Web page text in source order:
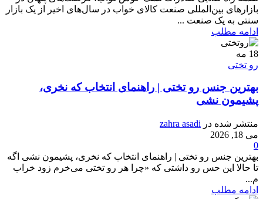
بازارهای بین‌المللی صنعت کالای خواب در سال‌های اخیر از یک بازار
سنتی به یک صنعت ...
ادامه مطلب
18 مه
رو تختی
بهترین جنس رو تختی | راهنمای انتخاب که نخری،
پشیمون نشی
منتشر شده در zahra asadi
می 18, 2026
0
بهترین جنس رو تختی | راهنمای انتخاب که نخری، پشیمون نشی اگه
تا حالا این حس رو داشتی که «چرا هر رو تختی می‌خرم زود خراب
م...
ادامه مطلب